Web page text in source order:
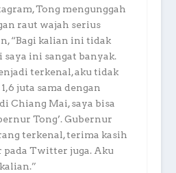
Tong mengunggah
raut wajah serius
“Bagi kalian ini tidak
saya ini sangat banyak.
terkenal, aku tidak
juta sama dengan
Chiang Mai, saya bisa
Tong’. Gubernur
terkenal, terima kasih
pada Twitter juga. Aku